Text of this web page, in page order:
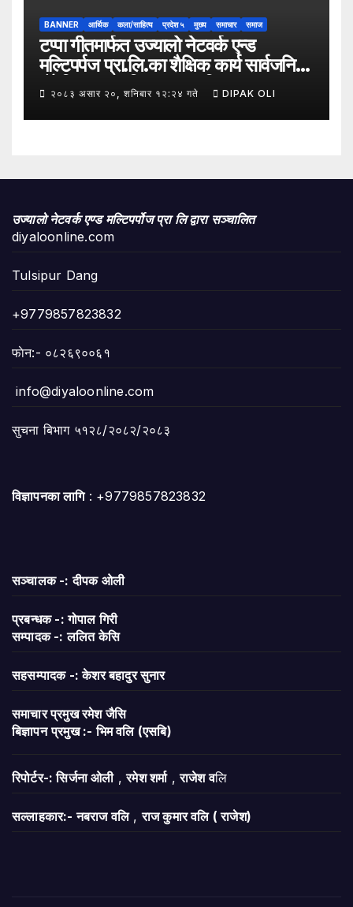
BANNER आर्थिक कला/साहित्य प्रदेश ५ मुख्य समाचार समाज
टप्पा गीतमार्फत उज्यालो नेटवर्क एन्ड
मल्टिपर्पज प्रा.लि.का शैक्षिक कार्य सार्वजनिक
हुँदै शिक्षा, सामाजिक उत्तरदायित्व र
सकारात्मक सन्देशलाई
२०८३ असार २०, शनिबार १२:२४ गते DIPAK OLI
उज्यालो नेटवर्क एण्ड मल्टिपर्पोज प्रा लि द्वारा सञ्चालित
diyaloonline.com
Tulsipur Dang
+9779857823832
फाेन:- ०८२६९००६१
info@diyaloonline.com
सुचना बिभाग ५१२८/२०८२/२०८३
विज्ञापनका लागि: +9779857823832
सञ्चालक -: दीपक ओली
प्रबन्धक -: गोपाल गिरी
सम्पादक -: ललित केसि
सहसम्पादक -: केशर बहादुर सुनार
समाचार प्रमुख रमेश जैसि
बिज्ञापन प्रमुख :- भिम वलि (एसबि)
रिपोर्टर-: सिर्जना ओली,रमेश शर्मा,राजेश वलि
सल्लाहकार:- नबराज वलि,राज कुमार वलि ( राजेश)